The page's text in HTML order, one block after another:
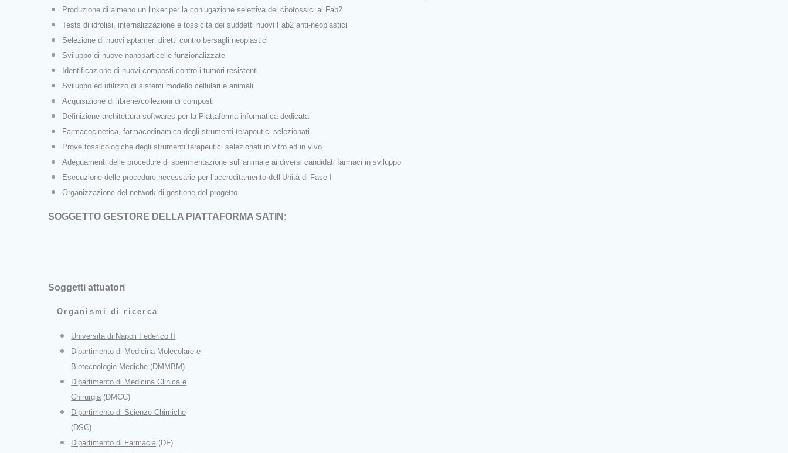
Produzione di almeno un linker per la coniugazione selettiva dei citotossici ai Fab2
Tests di idrolisi, internalizzazione e tossicità dei suddetti nuovi Fab2 anti‐neoplastici
Selezione di nuovi aptameri diretti contro bersagli neoplastici
Sviluppo di nuove nanoparticelle funzionalizzate
Identificazione di nuovi composti contro i tumori resistenti
Sviluppo ed utilizzo di sistemi modello cellulari e animali
Acquisizione di librerie/collezioni di composti
Definizione architettura softwares per la Piattaforma informatica dedicata
Farmacocinetica, farmacodinamica degli strumenti terapeutici selezionati
Prove tossicologiche degli strumenti terapeutici selezionati in vitro ed in vivo
Adeguamenti delle procedure di sperimentazione sull’animale ai diversi candidati farmaci in sviluppo
Esecuzione delle procedure necessarie per l’accreditamento dell’Unità di Fase I
Organizzazione del network di gestione del progetto
SOGGETTO GESTORE DELLA PIATTAFORMA SATIN:
Soggetti attuatori
Organismi di ricerca
Università di Napoli Federico II
Dipartimento di Medicina Molecolare e
Biotecnologie Mediche (DMMBM)
Dipartimento di Medicina Clinica e
Chirurgia (DMCC)
Dipartimento di Scienze Chimiche
(DSC)
Dipartimento di Farmacia (DF)